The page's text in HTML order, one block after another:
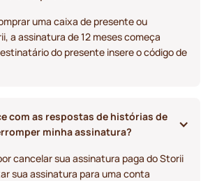
uma caixa de presente ou
a assinatura de 12 meses começa
do presente insere o código de
com as respostas de histórias de
minha assinatura?
cancelar sua assinatura paga do Storii
sua assinatura para uma conta